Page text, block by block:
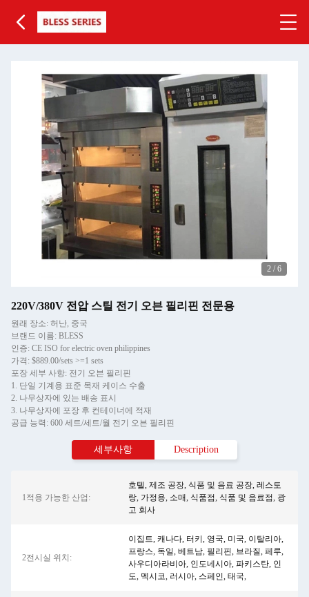
2 / 6
220V/380V 전압 스틸 전기 오븐 필리핀 전문용
원래 장소: 허난, 중국
브랜드 이름: BLESS
인증: CE ISO for electric oven philippines
가격: $889.00/sets >=1 sets
포장 세부 사항: 전기 오븐 필리핀
1. 단일 기계용 표준 목재 케이스 수출
2. 나무상자에 있는 배송 표시
3. 나무상자에 포장 후 컨테이너에 적재
공급 능력: 600 세트/세트/월 전기 오븐 필리핀
세부사항 Description
1적용 가능한 산업:
호텔, 제조 공장, 식품 및 음료 공장, 레스토
랑, 가정용, 소매, 식품점, 식품 및 음료점, 광
고 회사
2전시실 위치:
이집트, 캐나다, 터키, 영국, 미국, 이탈리아,
프랑스, 독일, 베트남, 필리핀, 브라질, 페루,
사우디아라비아, 인도네시아, 파키스탄, 인
도, 멕시코, 러시아, 스페인, 태국,